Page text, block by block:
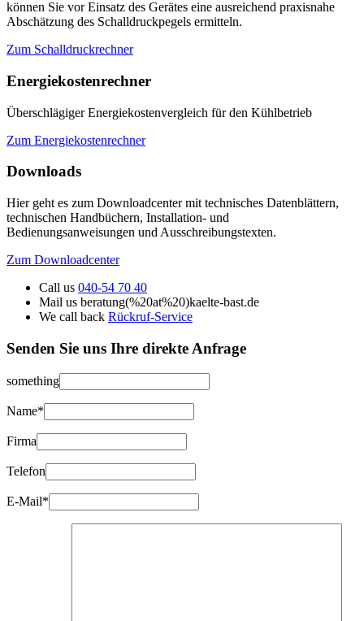
können Sie vor Einsatz des Gerätes eine ausreichend praxisnahe
Abschätzung des Schalldruckpegels ermitteln.
Zum Schalldruckrechner
Energiekostenrechner
Überschlägiger Energiekostenvergleich für den Kühlbetrieb
Zum Energiekostenrechner
Downloads
Hier geht es zum Downloadcenter mit technisches Datenblättern,
technischen Handbüchern, Installation- und
Bedienungsanweisungen und Ausschreibungstexten.
Zum Downloadcenter
Call us 040-54 70 40
Mail us beratung(%20at%20)kaelte-bast.de
We call back Rückruf-Service
Senden Sie uns Ihre direkte Anfrage
something
Name*
Firma
Telefon
E-Mail*